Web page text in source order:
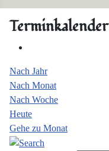
Terminkalender
Nach Jahr
Nach Monat
Nach Woche
Heute
Gehe zu Monat